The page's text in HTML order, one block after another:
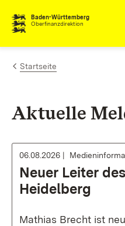
Zum Inhalt springen
Baden-Württemberg
Oberfinanzdirektion
Startseite
Aktuelle
06.08.2026
Neuer Leiter
Heidelberg
Mathias Brecht ist